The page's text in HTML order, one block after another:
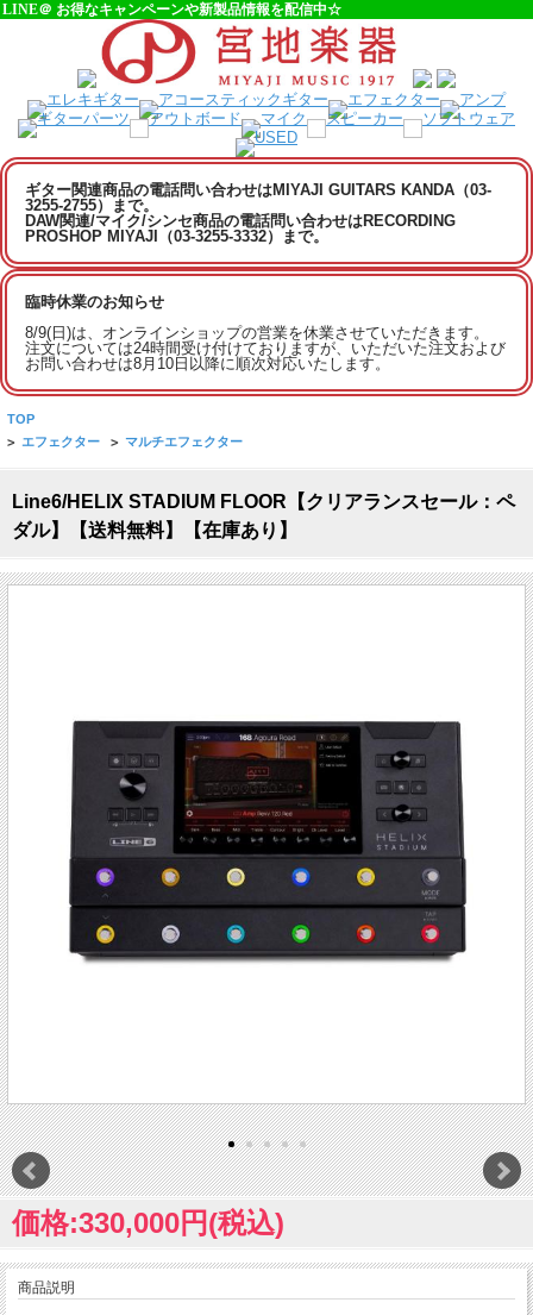
LINE＠ お得なキャンペーンや新製品情報を配信中☆
ギター関連商品の電話問い合わせはMIYAJI GUITARS KANDA（03-
3255-2755）まで。
DAW関連/マイク/シンセ商品の電話問い合わせはRECORDING
PROSHOP MIYAJI（03-3255-3332）まで。
臨時休業のお知らせ
8/9(日)は、オンラインショップの営業を休業させていただきます。
注文については24時間受け付けておりますが、いただいた注文および
お問い合わせは8月10日以降に順次対応いたします。
TOP
> エフェクター > マルチエフェクター
Line6/HELIX STADIUM FLOOR【クリアランスセール：ペ
ダル】【送料無料】【在庫あり】
価格:330,000円(税込)
商品説明